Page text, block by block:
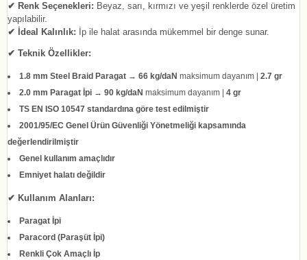
✔ Renk Seçenekleri: Beyaz, sarı, kırmızı ve yeşil renklerde özel üretim
yapılabilir.
✔ İdeal Kalınlık: İp ile halat arasında mükemmel bir denge sunar.
✔ Teknik Özellikler:
1.8 mm Steel Braid Paragat → 66 kg/daN maksimum dayanım | 2.7 gr
2.0 mm Paragat İpi → 90 kg/daN maksimum dayanım | 4 gr
TS EN ISO 10547 standardına göre test edilmiştir
2001/95/EC Genel Ürün Güvenliği Yönetmeliği kapsamında
değerlendirilmiştir
Genel kullanım amaçlıdır
Emniyet halatı değildir
✔ Kullanım Alanları:
Paragat İpi
Paracord (Paraşüt İpi)
Renkli Çok Amaçlı İp